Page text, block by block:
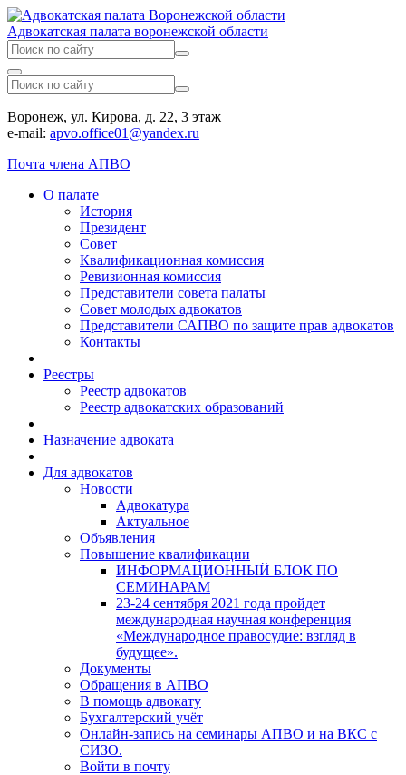
Адвокатская палата воронежской области
Воронеж, ул. Кирова, д. 22, 3 этаж
e-mail: apvo.office01@yandex.ru
Почта члена АПВО
О палате
История
Президент
Совет
Квалификационная комиссия
Ревизионная комиссия
Представители совета палаты
Совет молодых адвокатов
Представители САПВО по защите прав адвокатов
Контакты
Реестры
Реестр адвокатов
Реестр адвокатских образований
Назначение адвоката
Для адвокатов
Новости
Адвокатура
Актуальное
Объявления
Повышение квалификации
ИНФОРМАЦИОННЫЙ БЛОК ПО
СЕМИНАРАМ
23-24 сентября 2021 года пройдет
международная научная конференция
«Международное правосудие: взгляд в
будущее».
Документы
Обращения в АПВО
В помощь адвокату
Бухгалтерский учёт
Онлайн-запись на семинары АПВО и на ВКС с
СИЗО.
Войти в почту